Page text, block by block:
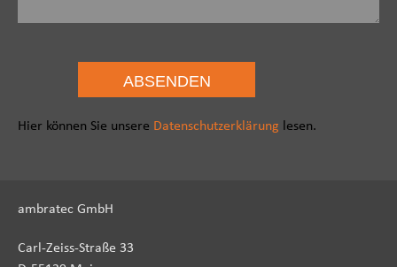
Hier können Sie unsere Datenschutzerklärung lesen.
ambratec GmbH
Carl-Zeiss-Straße 33